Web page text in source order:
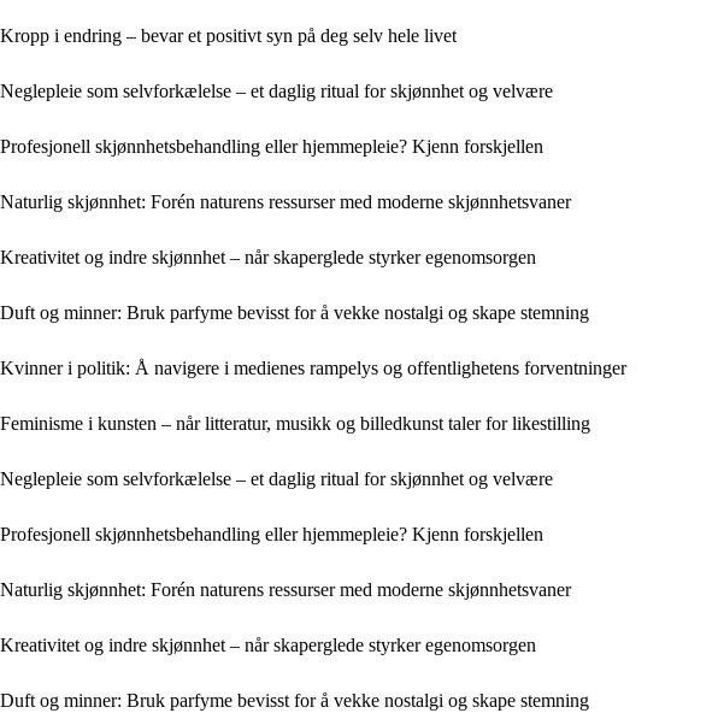
Kropp i endring – bevar et positivt syn på deg selv hele livet
Neglepleie som selvforkælelse – et daglig ritual for skjønnhet og velvære
Profesjonell skjønnhetsbehandling eller hjemmepleie? Kjenn forskjellen
Naturlig skjønnhet: Forén naturens ressurser med moderne skjønnhetsvaner
Kreativitet og indre skjønnhet – når skaperglede styrker egenomsorgen
Duft og minner: Bruk parfyme bevisst for å vekke nostalgi og skape stemning
Kvinner i politik: Å navigere i medienes rampelys og offentlighetens forventninger
Feminisme i kunsten – når litteratur, musikk og billedkunst taler for likestilling
Neglepleie som selvforkælelse – et daglig ritual for skjønnhet og velvære
Profesjonell skjønnhetsbehandling eller hjemmepleie? Kjenn forskjellen
Naturlig skjønnhet: Forén naturens ressurser med moderne skjønnhetsvaner
Kreativitet og indre skjønnhet – når skaperglede styrker egenomsorgen
Duft og minner: Bruk parfyme bevisst for å vekke nostalgi og skape stemning